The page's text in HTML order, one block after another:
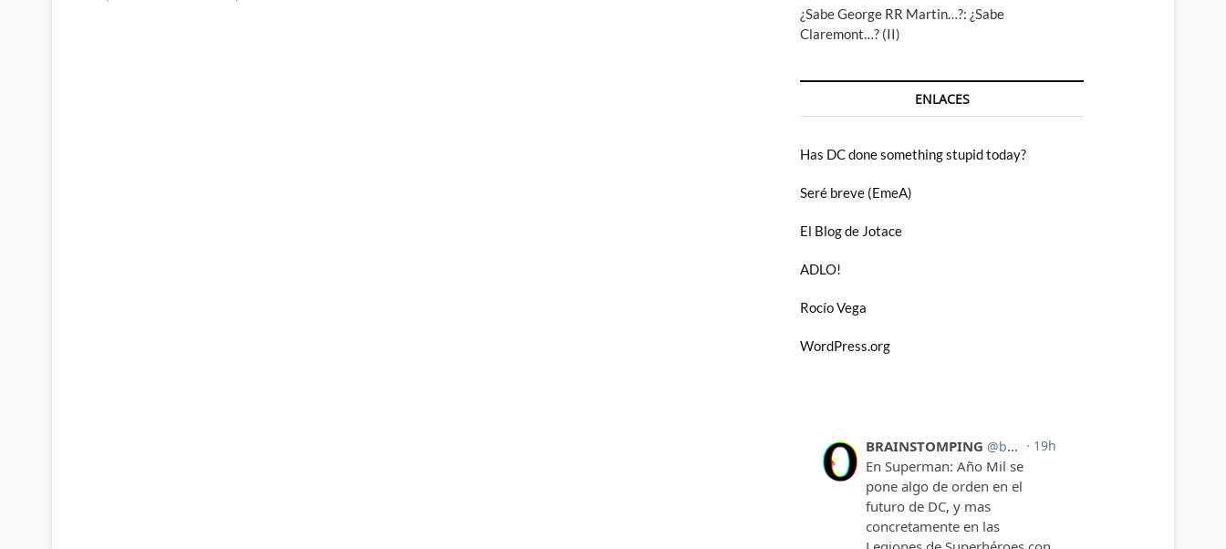
¿Sabe George RR Martin…?: ¿Sabe
Claremont…? (II)
ENLACES
Has DC done something stupid today?
Seré breve (EmeA)
El Blog de Jotace
ADLO!
Rocío Vega
WordPress.org